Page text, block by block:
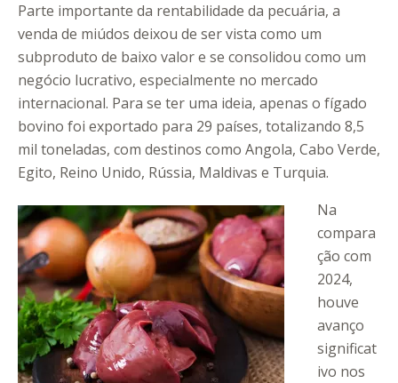
Parte importante da rentabilidade da pecuária, a
venda de miúdos deixou de ser vista como um
subproduto de baixo valor e se consolidou como um
negócio lucrativo, especialmente no mercado
internacional. Para se ter uma ideia, apenas o fígado
bovino foi exportado para 29 países, totalizando 8,5
mil toneladas, com destinos como Angola, Cabo Verde,
Egito, Reino Unido, Rússia, Maldivas e Turquia.
Na
compara
ção com
2024,
houve
avanço
significat
ivo nos